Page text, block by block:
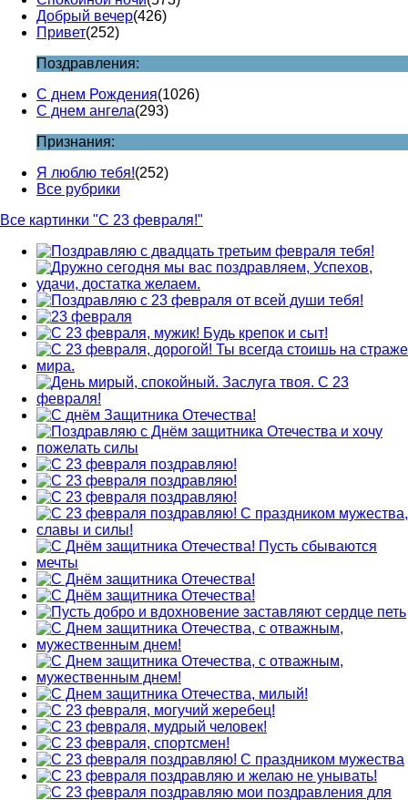
Добрый вечер(426)
Привет(252)
Поздравления:
С днем Рождения(1026)
С днем ангела(293)
Признания:
Я люблю тебя!(252)
Все рубрики
Все картинки "С 23 февраля!"